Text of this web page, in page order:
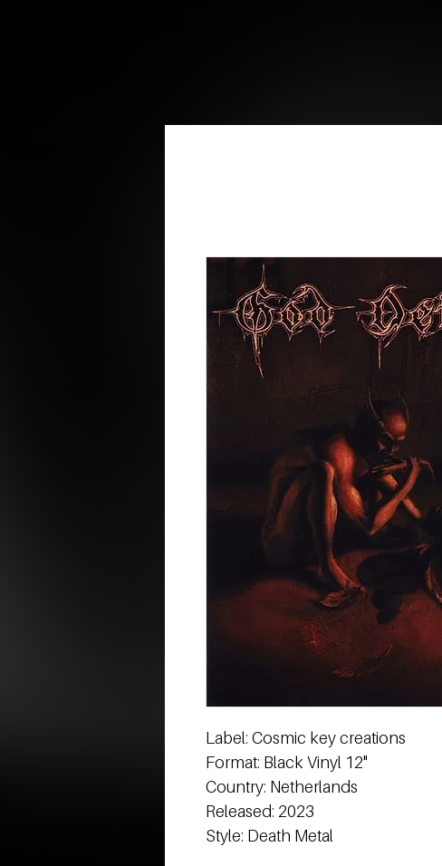
Label: Cosmic key creations
Format: Black Vinyl 12"
Country: Netherlands
Released: 2023
Style: Death Metal